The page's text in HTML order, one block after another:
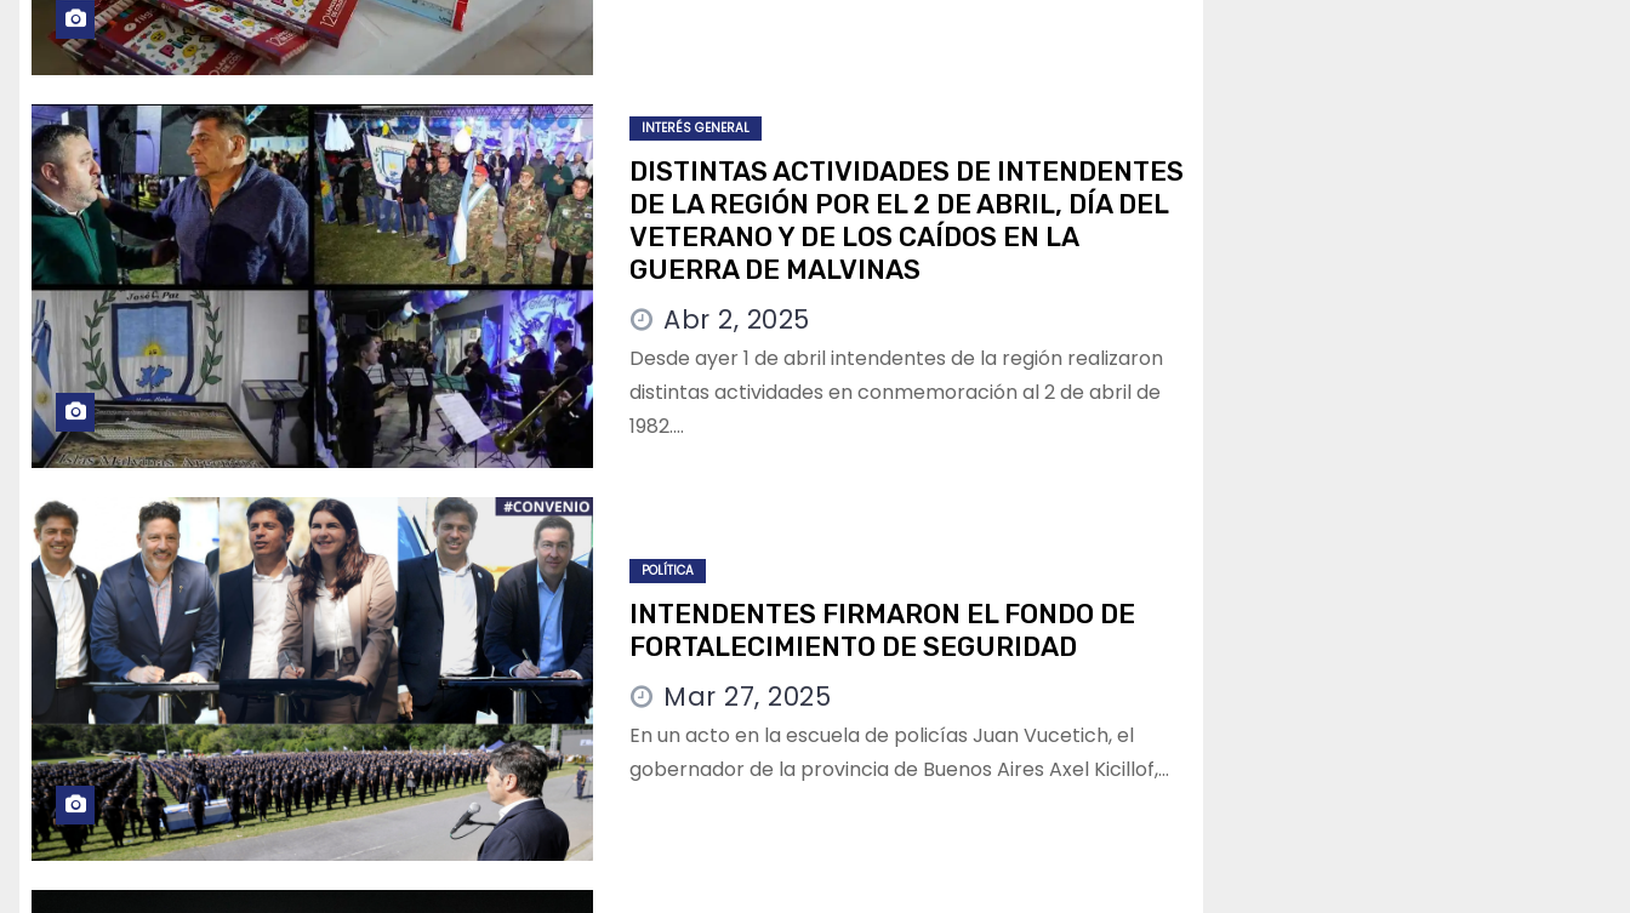
INTERÉS GENERAL
DISTINTAS ACTIVIDADES DE INTENDENTES
DE LA REGIÓN POR EL 2 DE ABRIL, DÍA DEL
VETERANO Y DE LOS CAÍDOS EN LA
GUERRA DE MALVINAS
Abr 2, 2025
Desde ayer 1 de abril intendentes de la región realizaron
distintas actividades en conmemoración al 2 de abril de
1982.…
POLÍTICA
INTENDENTES FIRMARON EL FONDO DE
FORTALECIMIENTO DE SEGURIDAD
Mar 27, 2025
En un acto en la escuela de policías Juan Vucetich, el
gobernador de la provincia de Buenos Aires Axel Kicillof,…